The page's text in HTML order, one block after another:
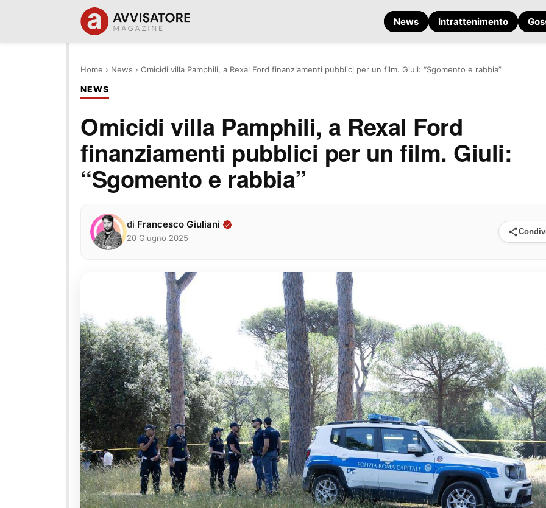
News Intrattenimento
Home › News › Omicidi villa Pamphili, a Rexal Ford finanziamenti pubblici per un film. Giuli: “Sgomento e rabbia”
NEWS
Omicidi villa Pamphili, a Rexal Ford
finanziamenti pubblici per un film. Giuli:
“Sgomento e rabbia”
di Francesco Giuliani
20 Giugno 2025